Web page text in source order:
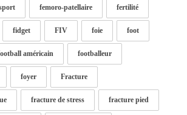
femoro-patellaire fertilité
fidget FIV foie foot
américain footballeur
foyer Fracture
fracture de stress fracture pied